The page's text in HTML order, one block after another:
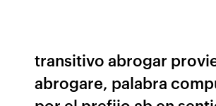
transitivo abrogar
abrogare, palabra